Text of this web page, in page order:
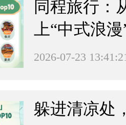
同程旅行：
上“中式浪漫
2026-07-23
躲进清凉处